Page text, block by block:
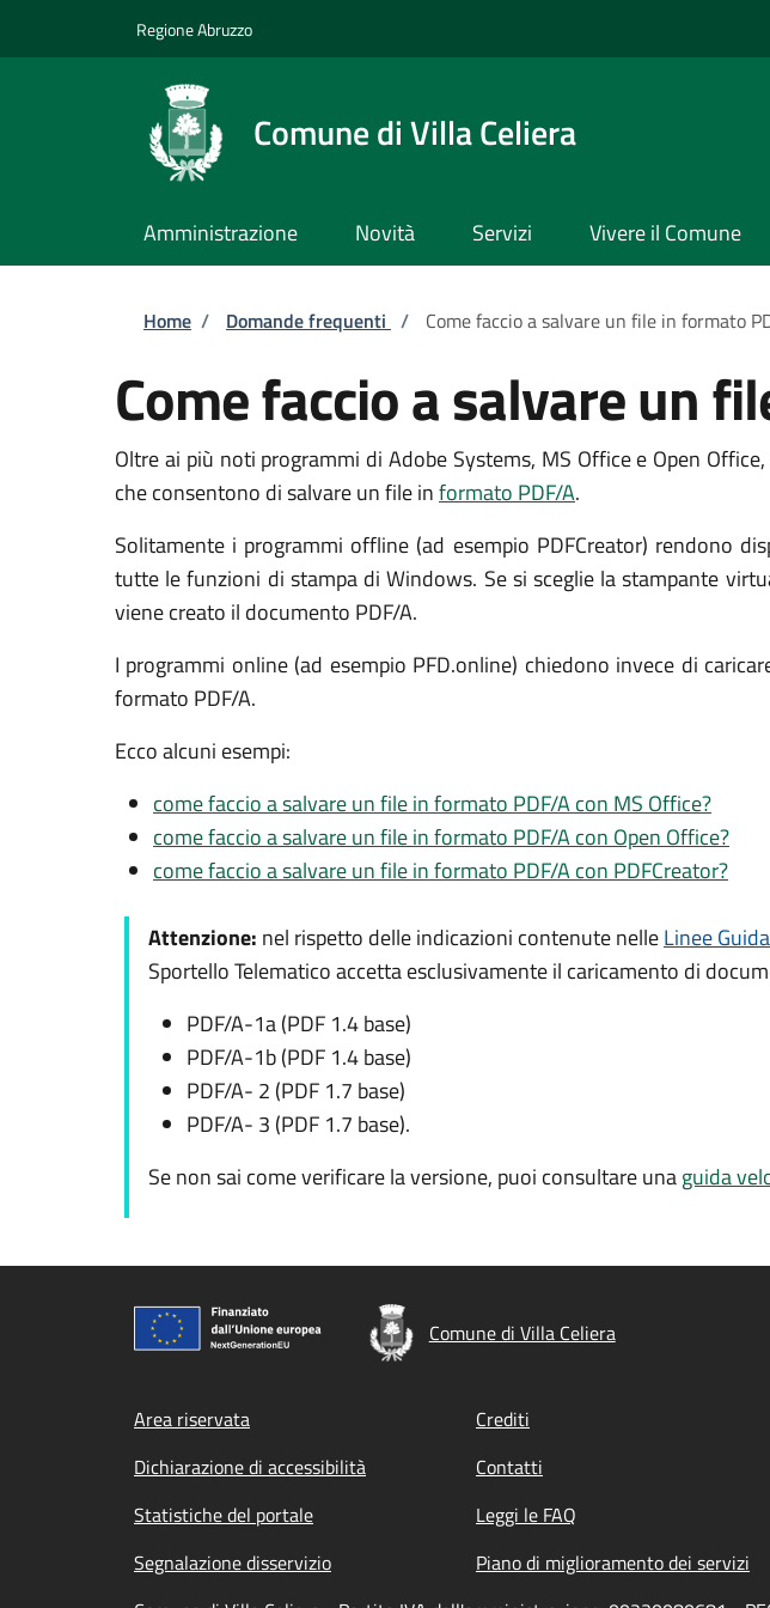
Regione Abruzzo
Comune di Villa Celiera
Amministrazione Novità Servizi Vivere il Comune
Briciole di pane
Home / Domande frequenti / Come faccio a salvare un file in formato
Come faccio a salvare un
Oltre ai più noti programmi di Adobe Systems, MS Office e Open
che consentono di salvare un file informato PDF/A.
Solitamente i programmi offline (ad esempio PDFCreator) rendono
tutte le funzioni di stampa di Windows. Se si sceglie la stampante
viene creato il documento PDF/A.
I programmi online (ad esempio PFD.online) chiedono invece di
formato PDF/A.
Ecco alcuni esempi:
come faccio a salvare un file in formato PDF/A con MS Office?
come faccio a salvare un file in formato PDF/A con Open Office?
come faccio a salvare un file in formato PDF/A con PDFCreator?
Attenzione: nel rispetto delle indicazioni contenute nelleLinee
Sportello Telematico accetta esclusivamente il caricamento di
PDF/A-1a (PDF 1.4 base)
PDF/A-1b (PDF 1.4 base)
PDF/A- 2 (PDF 1.7 base)
PDF/A- 3 (PDF 1.7 base).
Se non sai come verificare la versione, puoi consultare unaguida
Comune di Villa Celiera
Footer menu
Area riservata Crediti
Dichiarazione di accessibilità
Contatti
Statistiche del portale
Leggi le FAQ
Segnalazione disservizio
Piano di miglioramento dei servizi